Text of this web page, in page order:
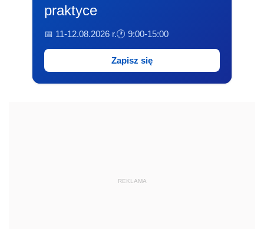
praktyce
📅 11-12.08.2026 r.🕐 9:00-15:00
Zapisz się
REKLAMA